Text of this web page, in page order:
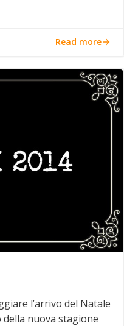
Read more
l’arrivo del Natale
nuova stagione